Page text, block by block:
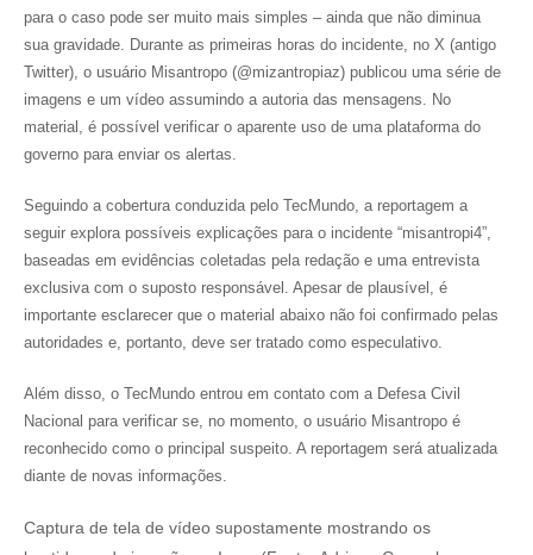
para o caso pode ser muito mais simples – ainda que não diminua
sua gravidade. Durante as primeiras horas do incidente, no X (antigo
Twitter), o usuário Misantropo (@mizantropiaz) publicou uma série de
imagens e um vídeo assumindo a autoria das mensagens. No
material, é possível verificar o aparente uso de uma plataforma do
governo para enviar os alertas.
Seguindo a cobertura conduzida pelo TecMundo, a reportagem a
seguir explora possíveis explicações para o incidente “misantropi4”,
baseadas em evidências coletadas pela redação e uma entrevista
exclusiva com o suposto responsável. Apesar de plausível, é
importante esclarecer que o material abaixo não foi confirmado pelas
autoridades e, portanto, deve ser tratado como especulativo.
Além disso, o TecMundo entrou em contato com a Defesa Civil
Nacional para verificar se, no momento, o usuário Misantropo é
reconhecido como o principal suspeito. A reportagem será atualizada
diante de novas informações.
Captura de tela de vídeo supostamente mostrando os